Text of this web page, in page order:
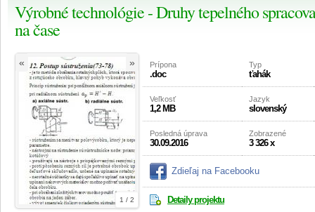
Výrobné technológie - Druhy tepelného
na čase
1 / 2
« » Prípona
.doc
Typ
ťahák
Veľkosť
1,2 MB
Jazyk
slovenský
Posledná úprava
30.09.2016
Zobrazené
3 326 x
Zdieľaj na Facebooku
Detaily projektu